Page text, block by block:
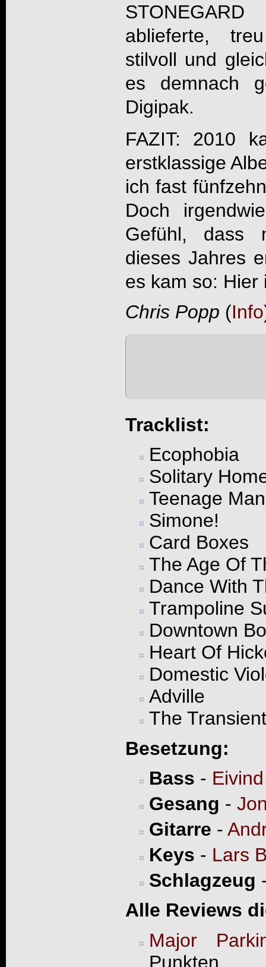
ablieferte,
stilvoll und
es demnach
Digipak.
FAZIT: 2010
erstklassige
ich fast
Doch
Gefühl, dass
dieses Jahres
es kam so: Hier
Chris Popp (Info
Tracklist:
Ecophobia
Solitary
Teenage
Simone!
Card Boxes
The Age Of
Dance With
Trampoline
Downtown
Heart Of
Domestic
Adville
The Transient
Besetzung:
Bass -
Gesang -
Gitarre -
Keys - Lars
Schlagzeug
Alle Reviews
Major
Punkten